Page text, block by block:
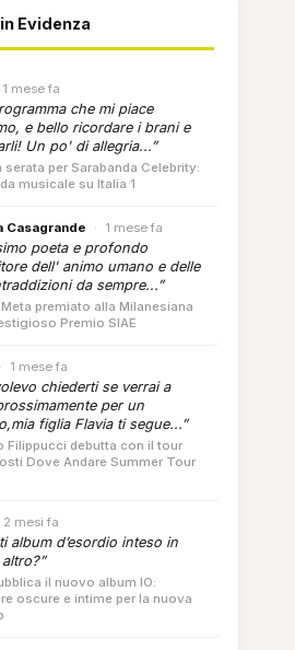
Evidenza
1 mese fa
che mi piace
e bello ricordare i brani e
Un po' di allegria...”
per Sarabanda Celebrity:
musicale su Italia 1
Casagrande · 1 mese fa
poeta e profondo
dell' animo umano e delle
da sempre...”
premiato alla Milanesiana
Premio SIAE
· 1 mese fa
chiederti se verrai a
per un
figlia Flavia ti segue...”
Filippucci debutta con il tour
Dove Andare Summer Tour
2 mesi fa
album d’esordio inteso in
il nuovo album IO:
oscure e intime per la nuova